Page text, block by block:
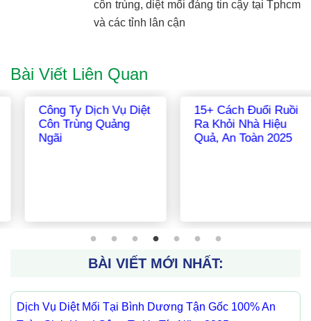
côn trùng, diệt mối đáng tin cậy tại Tphcm
và các tỉnh lân cận
Bài Viết Liên Quan
Công Ty Dịch Vụ Diệt
Côn Trùng Nghệ An
Hướng Dẫn Toàn
Diện Cách Diệt Mối
Hiệu Quả Tận Gốc:
BÀI VIẾT MỚI NHẤT:
Dịch Vụ Diệt Mối Tại Bình Dương Tận Gốc 100% An